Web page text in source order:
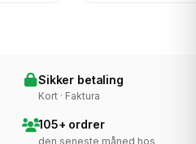
Sikker betaling
Kort · Faktura
105+ ordrer
den seneste måned hos